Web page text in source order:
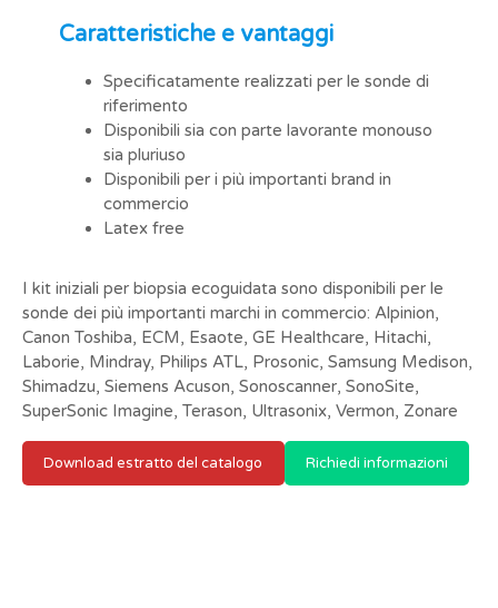
Caratteristiche e vantaggi
Specificatamente realizzati per le sonde di
riferimento
Disponibili sia con parte lavorante monouso
sia pluriuso
Disponibili per i più importanti brand in
commercio
Latex free
I kit iniziali per biopsia ecoguidata sono disponibili per le
sonde dei più importanti marchi in commercio: Alpinion,
Canon Toshiba, ECM, Esaote, GE Healthcare, Hitachi,
Laborie, Mindray, Philips ATL, Prosonic, Samsung Medison,
Shimadzu, Siemens Acuson, Sonoscanner, SonoSite,
SuperSonic Imagine, Terason, Ultrasonix, Vermon, Zonare
Download estratto del catalogo Richiedi informazioni